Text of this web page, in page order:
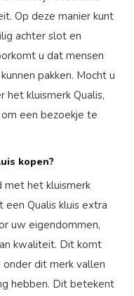
Op deze manier kunt
achter slot en
u dat mensen
pakken. Mocht u
kluismerk Qualis,
een bezoekje te
kopen?
met het kluismerk
een Qualis kluis extra
uw eigendommen,
kwaliteit. Dit komt
dit merk vallen
hebben. Dit betekent